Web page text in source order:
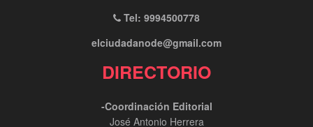
Tel: 9994500778
elciudadanode@gmail.com
DIRECTORIO
-Coordinación Editorial
José Antonio Herrera